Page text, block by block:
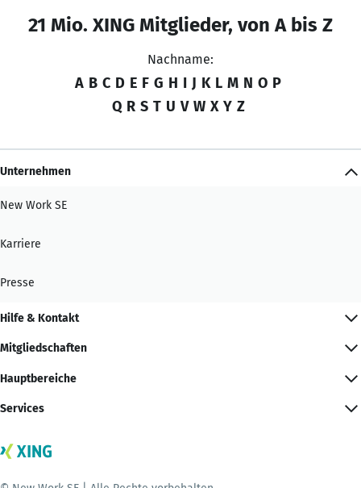
21 Mio. XING Mitglieder, von A bis Z
Nachname:
A B C D E F G H I J K L M N O P
Q R S T U V W X Y Z
Unternehmen
New Work SE
Karriere
Presse
Hilfe & Kontakt
Mitgliedschaften
Hauptbereiche
Services